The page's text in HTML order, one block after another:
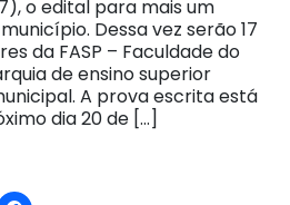
o edital para mais um
Dessa vez serão 17
da FASP – Faculdade do
de ensino superior
A prova escrita está
dia 20 de […]